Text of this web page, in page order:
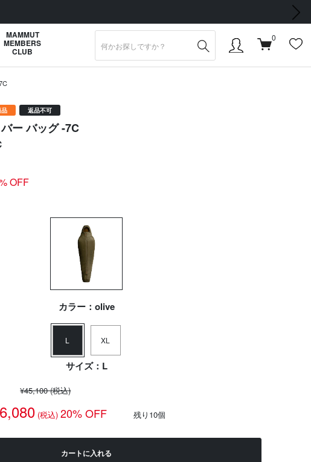
次の画像
MAMMUT
MEMBERS
CLUB
0
返品不可
ー バッグ -7C
OFF
カラー：olive
L XL
サイズ：L
¥45,100(税込)
(税込) 20% OFF 残り10個
カートに入れる